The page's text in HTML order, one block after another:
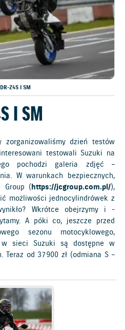
Z4S I SM
I SM
zorganizowaliśmy dzień testów
testowali Suzuki na
pochodzi galeria zdjęć –
W warunkach bezpiecznych,
Group (https://jcgroup.com.pl/),
możliwości jednocylindrówek z
Wkrótce obejrzymy i -
A póki co, jeszcze przed
sezonu motocyklowego,
w sieci Suzuki są dostępne w
od 37 900 zł (odmiana S –